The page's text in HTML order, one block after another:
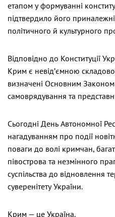
етапом у формуванні
підтвердило його
політичного й культурного
Відповідно до Конституції
Крим є невід’ємною
визначені Основним
самоврядування та
Сьогодні День Автономної
нагадуванням про події
поваги до волі кримчан,
півострова та незмінного
суспільства до відновлення
суверенітету України.
Крим — це Україна.